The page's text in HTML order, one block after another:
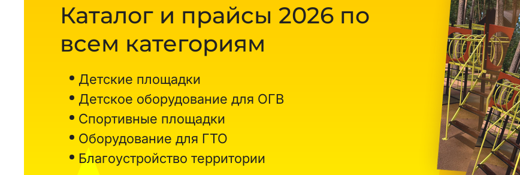
Каталог и прайсы 2026 по
всем категориям
Детские площадки
Детское оборудование для ОГВ
Спортивные площадки
Оборудование для ГТО
Благоустройство территории